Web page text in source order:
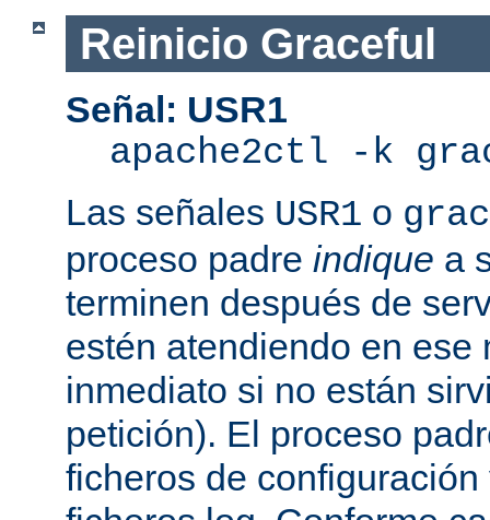
Reinicio Graceful
Señal: USR1
apache2ctl -k
Las señales USR1 o
proceso padre indique a
terminen después de
estén atendiendo en ese
inmediato si no están
petición). El proceso
ficheros de